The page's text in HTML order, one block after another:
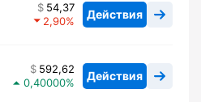
54,37
2,90
Действия
592,62
0,40000
Действия